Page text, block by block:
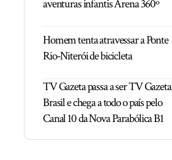
aventuras infantis Arena 360º
Homem tenta atravessar a Ponte
Rio-Niterói de bicicleta
TV Gazeta passa a ser TV Gazeta
Brasil e chega a todo o país pelo
Canal 10 da Nova Parabólica B1